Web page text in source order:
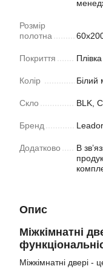
Розмір
полотна
Покриття Плівка
Колiр Білий
Скло BLK,
Бренд
Додатково
В
Опис
Міжкімнатні
Міжкімнатні двері -